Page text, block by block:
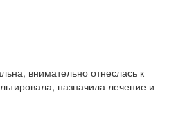
внимательно отнеслась к
назначила лечение и